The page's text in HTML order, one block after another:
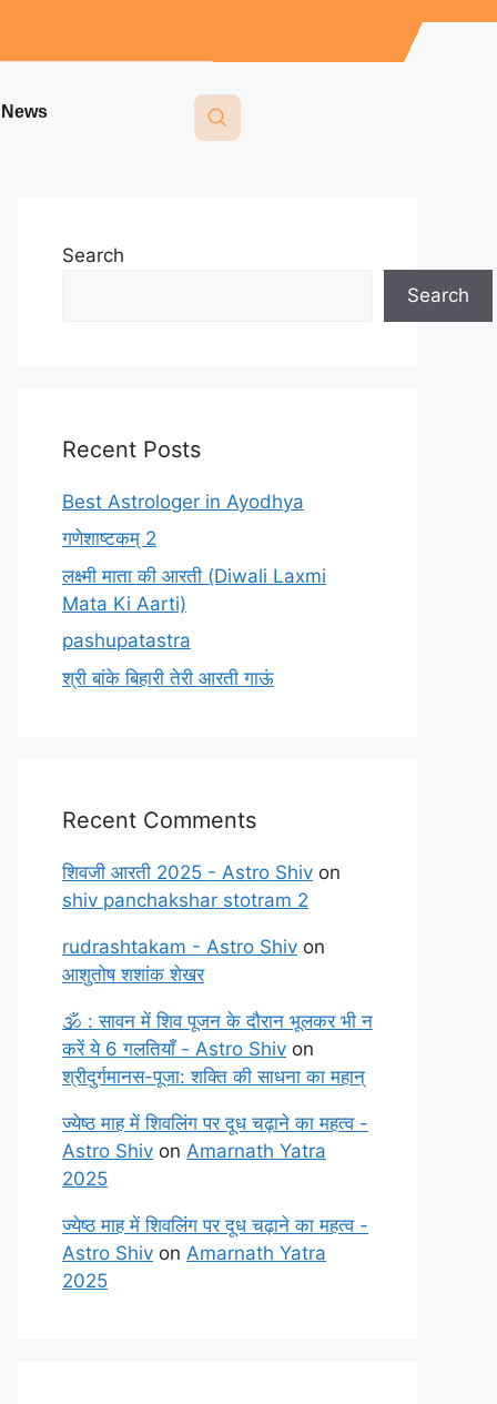
Search
Search
Recent Posts
Best Astrologer in Ayodhya
गणेशाष्टकम् 2
लक्ष्मी माता की आरती (Diwali Laxmi
Mata Ki Aarti)
pashupatastra
श्री बांके बिहारी तेरी आरती गाऊं
Recent Comments
शिवजी आरती 2025 - Astro Shiv on
shiv panchakshar stotram 2
rudrashtakam - Astro Shiv on
आशुतोष शशांक शेखर
🕉️ : सावन में शिव पूजन के दौरान भूलकर भी न
करें ये 6 गलतियाँ - Astro Shiv on
श्रीदुर्गमानस-पूजा: शक्ति की साधना का महान्
ज्येष्ठ माह में शिवलिंग पर दूध चढ़ाने का महत्व -
Astro Shiv on Amarnath Yatra
2025
ज्येष्ठ माह में शिवलिंग पर दूध चढ़ाने का महत्व -
Astro Shiv on Amarnath Yatra
2025